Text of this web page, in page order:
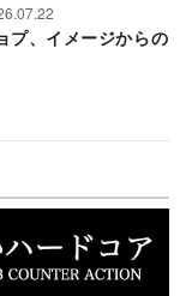
プ、イメージからの